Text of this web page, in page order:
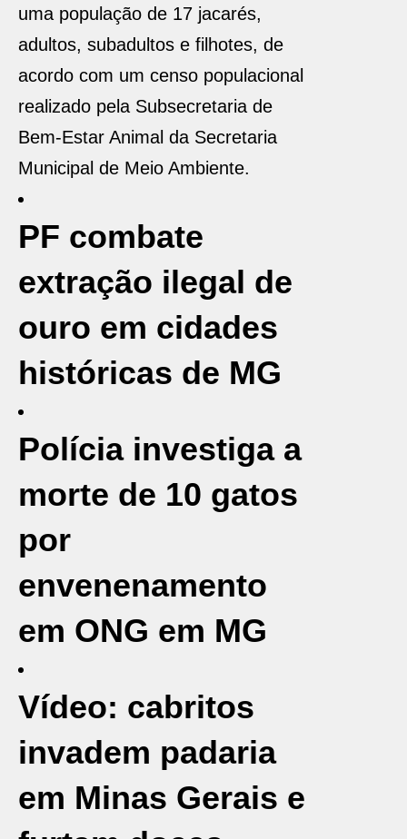
uma população de 17 jacarés,
adultos, subadultos e filhotes, de
acordo com um censo populacional
realizado pela Subsecretaria de
Bem-Estar Animal da Secretaria
Municipal de Meio Ambiente.
PF combate
extração ilegal de
ouro em cidades
históricas de MG
Polícia investiga a
morte de 10 gatos
por
envenenamento
em ONG em MG
Vídeo: cabritos
invadem padaria
em Minas Gerais e